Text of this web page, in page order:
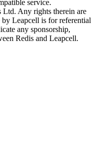
service.
Ltd. Any rights therein are
Leapcell is for referential
any sponsorship,
Redis and Leapcell.